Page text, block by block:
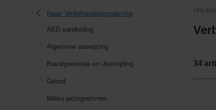
Naar Veiligheidssignalering
AED aanduiding
Algemene aanwijzing
Brandpreventie en -bestrijding
Gebod
Milieu pictogrammen
Ons
34